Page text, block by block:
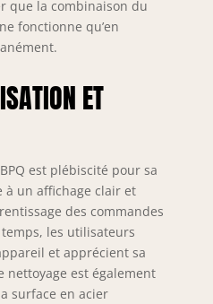
que la combinaison du
fonctionne qu’en
ET
est plébiscité pour sa
à un affichage clair et
des commandes
les utilisateurs
et apprécient sa
nettoyage est également
surface en acier